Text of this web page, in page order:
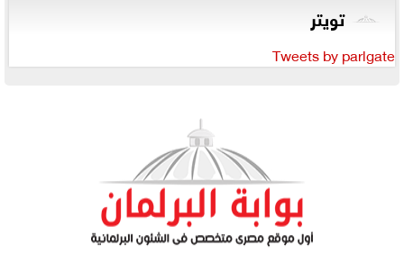
تويتر
Tweets by parlgate